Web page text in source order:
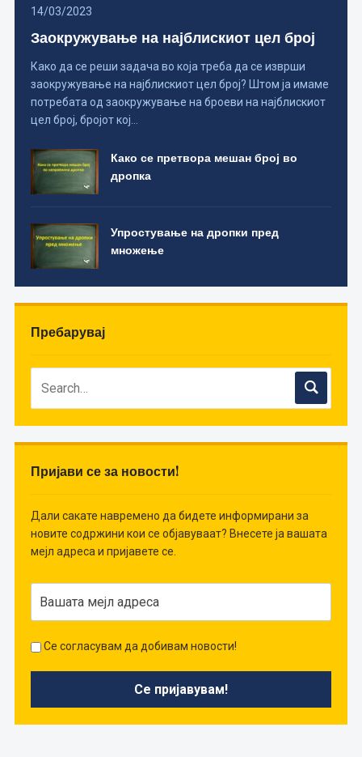
14/03/2023
Заокружување на најблискиот цел број
Како да се реши задача во која треба да се изврши
заокружување на најблискиот цел број? Штом ја имаме
потребата од заокружување на броеви на најблискиот
цел број, бројот кој…
Како се претвора мешан број во
дропка
Упростување на дропки пред
множење
Пребарувај
Пријави се за новости!
Дали сакате навремено да бидете информирани за
новите содржини кои се објавуваат? Внесете ја вашата
мејл адреса и пријавете се.
Се согласувам да добивам новости!